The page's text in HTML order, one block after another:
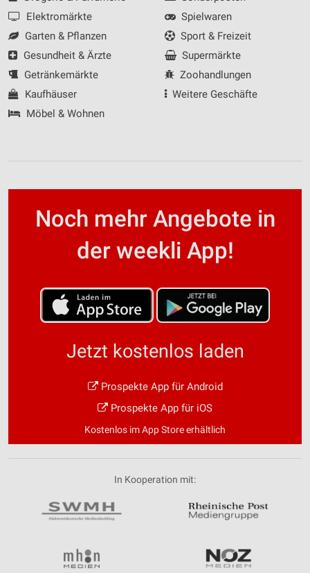
Elektromärkte
Garten & Pflanzen
Gesundheit & Ärzte
Getränkemärkte
Kaufhäuser
Möbel & Wohnen
Spielwaren
Sport & Freizeit
Supermärkte
Zoohandlungen
Weitere Geschäfte
Noch mehr Angebote in
der weekli App!
Jetzt kostenlos laden
Prospekte App für Android
Prospekte App für iOS
Kostenlos im App Store erhältlich
In Kooperation mit: